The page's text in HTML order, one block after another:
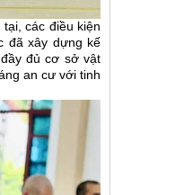
các điều kiện
đã xây dựng kế
đủ cơ sở vật
an cư với tinh